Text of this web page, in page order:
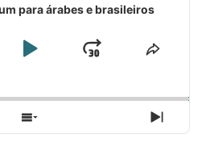
para árabes e brasileiros
PLAYJUMP
SHOW
EPISODES
NEXT